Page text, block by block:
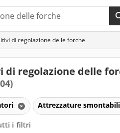
di regolazione delle forche
di regolazione delle
Attrezzature smontabili
i filtri